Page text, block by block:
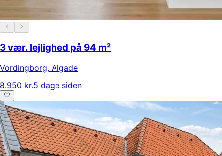
3 vær. lejlighed på 94 m²
Vordingborg, Algade
8.950 kr.5 dage siden